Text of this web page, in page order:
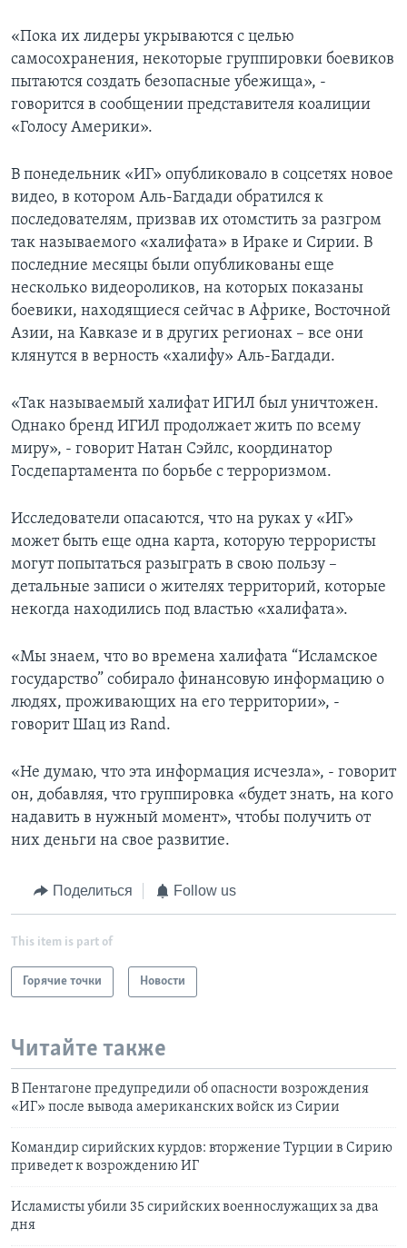
«Пока их лидеры укрываются с целью
самосохранения, некоторые группировки боевиков
пытаются создать безопасные убежища», -
говорится в сообщении представителя коалиции
«Голосу Америки».
В понедельник «ИГ» опубликовало в соцсетях новое
видео, в котором Аль-Багдади обратился к
последователям, призвав их отомстить за разгром
так называемого «халифата» в Ираке и Сирии. В
последние месяцы были опубликованы еще
несколько видеороликов, на которых показаны
боевики, находящиеся сейчас в Африке, Восточной
Азии, на Кавказе и в других регионах – все они
клянутся в верность «халифу» Аль-Багдади.
«Так называемый халифат ИГИЛ был уничтожен.
Однако бренд ИГИЛ продолжает жить по всему
миру», - говорит Натан Сэйлс, координатор
Госдепартамента по борьбе с терроризмом.
Исследователи опасаются, что на руках у «ИГ»
может быть еще одна карта, которую террористы
могут попытаться разыграть в свою пользу –
детальные записи о жителях территорий, которые
некогда находились под властью «халифата».
«Мы знаем, что во времена халифата “Исламское
государство” собирало финансовую информацию о
людях, проживающих на его территории», -
говорит Шац из Rand.
«Не думаю, что эта информация исчезла», - говорит
он, добавляя, что группировка «будет знать, на кого
надавить в нужный момент», чтобы получить от
них деньги на свое развитие.
Поделиться Follow us
This item is part of
Горячие точки Новости
Читайте также
В Пентагоне предупредили об опасности возрождения
«ИГ» после вывода американских войск из Сирии
Командир сирийских курдов: вторжение Турции в Сирию
приведет к возрождению ИГ
Исламисты убили 35 сирийских военнослужащих за два
дня